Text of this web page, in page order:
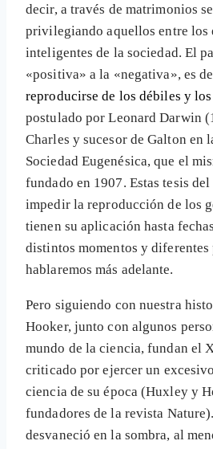
decir, a través de matrimonios
privilegiando aquellos entre los
inteligentes de la sociedad. El
«positiva» a la «negativa», es
reproducirse de los débiles y
postulado por Leonard Darwin
Charles y sucesor de Galton en
Sociedad Eugenésica, que el
fundado en 1907. Estas tesis
impedir la reproducción de los
tienen su aplicación hasta
distintos momentos y diferentes
hablaremos más adelante.
Pero siguiendo con nuestra
Hooker, junto con algunos
mundo de la ciencia, fundan el
criticado por ejercer un
ciencia de su época (Huxley y
fundadores de la revista
desvaneció en la sombra, al